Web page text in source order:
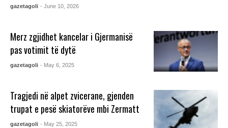
gazetagoli - June 10, 2026
Merz zgjidhet kancelar i Gjermanisë
pas votimit të dytë
gazetagoli - May 6, 2025
Tragjedi në alpet zvicerane, gjenden
trupat e pesë skiatorëve mbi Zermatt
gazetagoli - May 25, 2025